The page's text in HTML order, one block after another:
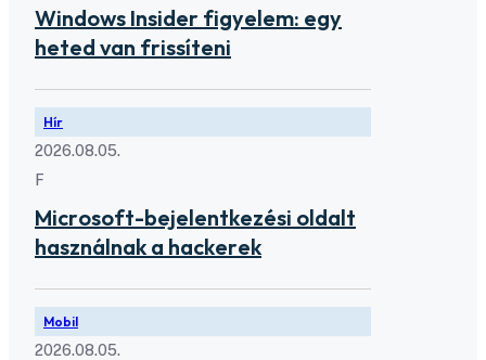
Windows Insider figyelem: egy
heted van frissíteni
Hír
2026.08.05.
F
Microsoft-bejelentkezési oldalt
használnak a hackerek
Mobil
2026.08.05.